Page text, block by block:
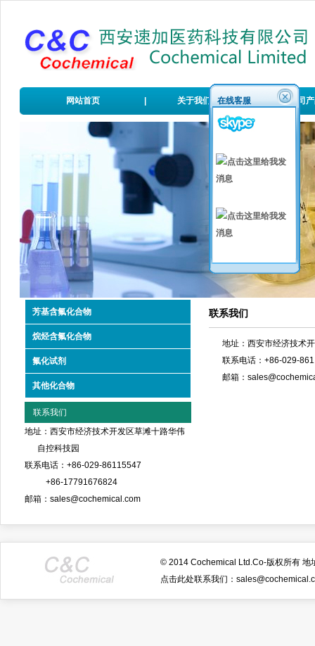
网站首页 关于我们 | 公司
在线客服
芳基含氟化合物
烷烃含氟化合物
氟化试剂
其他化合物
联系我们
地址：西安市经济技术开发区草滩十路华伟
自控科技园
联系电话：+86-029-86115547
+86-17791676824
邮箱：sales@cochemical.com
联系我们
地址：西安市经济技术
联系电话：+86-029-
邮箱：
© 2014 Cochemical Ltd.Co-版权所有 地
点击此处联系我们：